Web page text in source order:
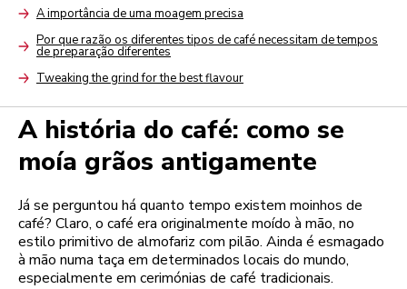
ArrowA importância de uma moagem precisa
Arrow
Por que razão os diferentes tipos de café necessitam de tempos
de preparação diferentes
ArrowTweaking the grind for the best flavour
A história do café: como se
moía grãos antigamente
Já se perguntou há quanto tempo existem moinhos de
café? Claro, o café era originalmente moído à mão, no
estilo primitivo de almofariz com pilão. Ainda é esmagado
à mão numa taça em determinados locais do mundo,
especialmente em cerimónias de café tradicionais.